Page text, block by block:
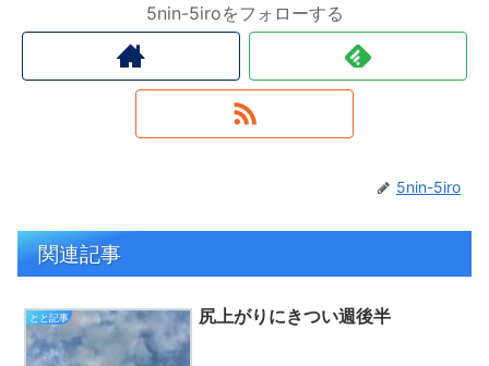
5nin-5iroをフォローする
5nin-5iro
関連記事
とと記事 尻上がりにきつい週後半